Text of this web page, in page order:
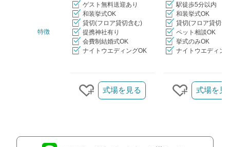
特徴
ゲスト無料送迎あり
和装挙式OK
貸切(フロア貸切含む)
提携神社有り
会費制結婚式OK
ナイトウエディングOK
駅徒歩5分以内
和装挙式OK
貸切(フロア貸切含
ペット相談OK
挙式のみOK
ナイトウエディン
クリップする
式場を見る
クリップす
式場を見